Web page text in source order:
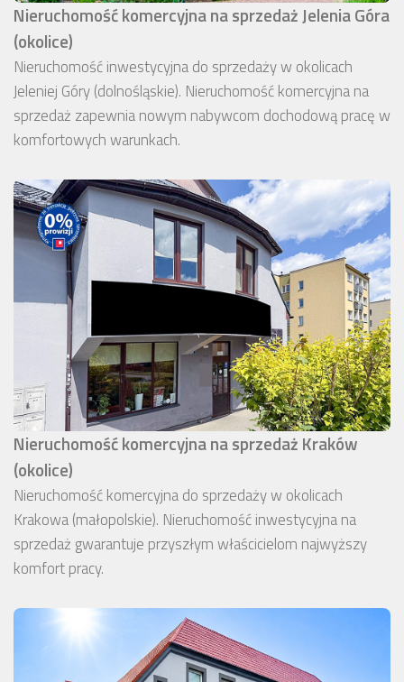
Nieruchomość komercyjna na sprzedaż Jelenia Góra
(okolice)
Nieruchomość inwestycyjna do sprzedaży w okolicach
Jeleniej Góry (dolnośląskie). Nieruchomość komercyjna na
sprzedaż zapewnia nowym nabywcom dochodową pracę w
komfortowych warunkach.
Nieruchomość komercyjna na sprzedaż Kraków
(okolice)
Nieruchomość komercyjna do sprzedaży w okolicach
Krakowa (małopolskie). Nieruchomość inwestycyjna na
sprzedaż gwarantuje przyszłym właścicielom najwyższy
komfort pracy.